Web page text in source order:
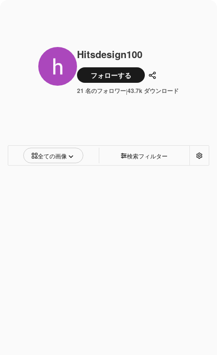
Hitsdesign100
フォローする 共有
21 名のフォロワー|43.7k ダウンロード
全ての画像 検索フィルター